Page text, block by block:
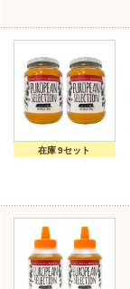
在庫 9セット